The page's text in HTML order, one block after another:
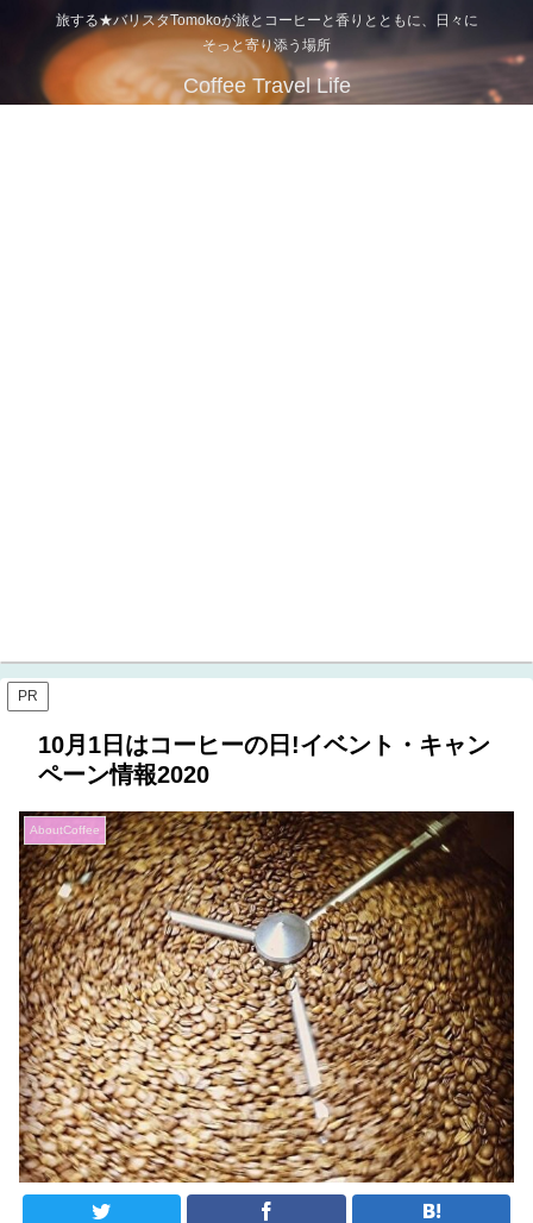
旅する★バリスタTomokoが旅とコーヒーと香りとともに、日々に
そっと寄り添う場所
Coffee Travel Life
PR
10月1日はコーヒーの日!イベント・キャン
ペーン情報2020
AboutCoffee